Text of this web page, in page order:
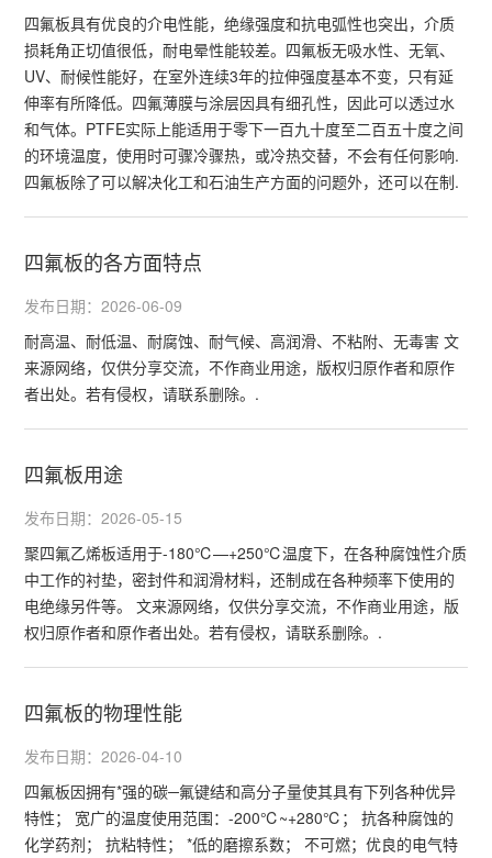
四氟板具有优良的介电性能，绝缘强度和抗电弧性也突出，介质
损耗角正切值很低，耐电晕性能较差。四氟板无吸水性、无氧、
UV、耐候性能好，在室外连续3年的拉伸强度基本不变，只有延
伸率有所降低。四氟薄膜与涂层因具有细孔性，因此可以透过水
和气体。PTFE实际上能适用于零下一百九十度至二百五十度之间
的环境温度，使用时可骤冷骤热，或冷热交替，不会有任何影响.
四氟板除了可以解决化工和石油生产方面的问题外，还可以在制.
四氟板的各方面特点
发布日期：2026-06-09
耐高温、耐低温、耐腐蚀、耐气候、高润滑、不粘附、无毒害 文
来源网络，仅供分享交流，不作商业用途，版权归原作者和原作
者出处。若有侵权，请联系删除。.
四氟板用途
发布日期：2026-05-15
聚四氟乙烯板适用于-180℃—+250℃温度下，在各种腐蚀性介质
中工作的衬垫，密封件和润滑材料，还制成在各种频率下使用的
电绝缘另件等。 文来源网络，仅供分享交流，不作商业用途，版
权归原作者和原作者出处。若有侵权，请联系删除。.
四氟板的物理性能
发布日期：2026-04-10
四氟板因拥有*强的碳─氟键结和高分子量使其具有下列各种优异
特性； 宽广的温度使用范围：-200℃~+280℃； 抗各种腐蚀的
化学药剂； 抗粘特性； *低的磨擦系数； 不可燃；优良的电气特